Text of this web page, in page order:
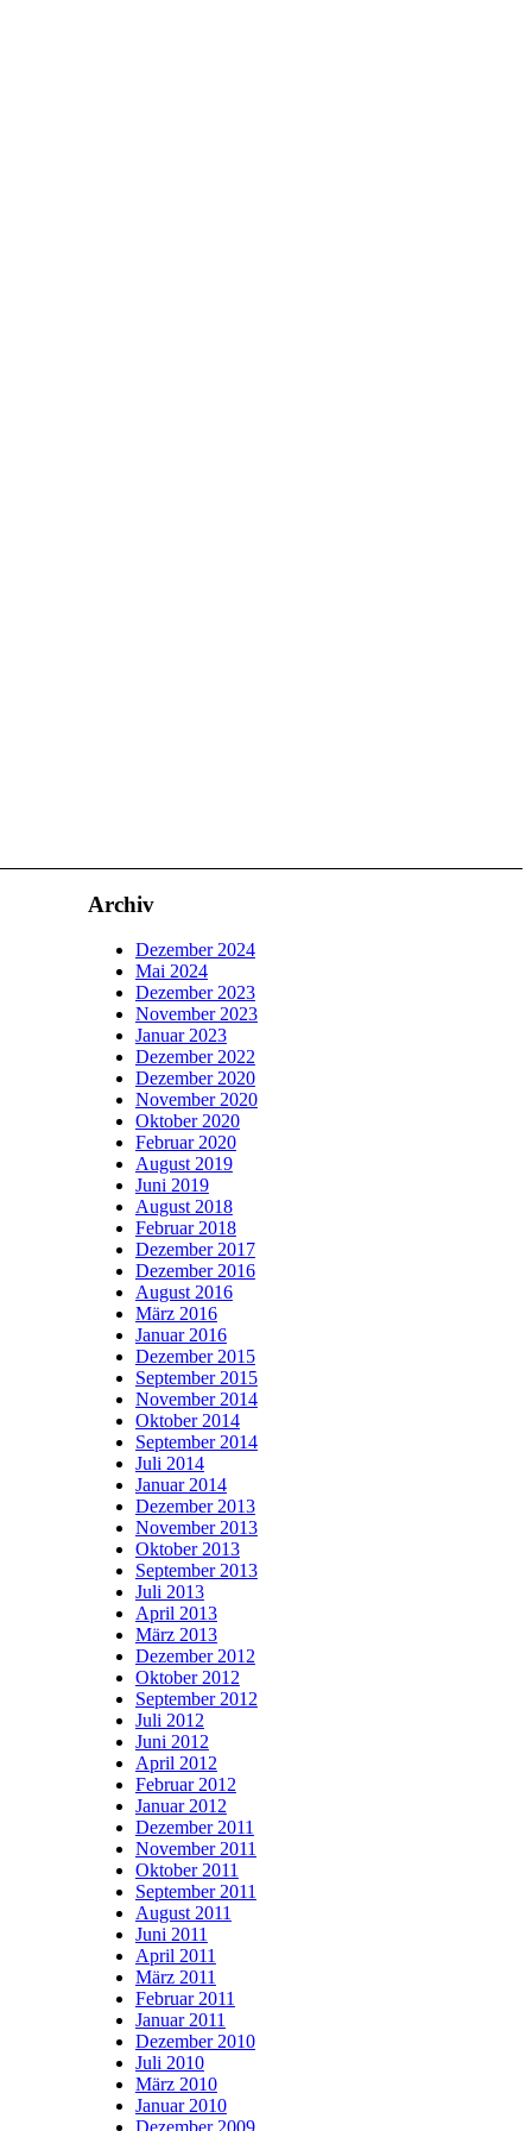
Archiv
Dezember 2024
Mai 2024
Dezember 2023
November 2023
Januar 2023
Dezember 2022
Dezember 2020
November 2020
Oktober 2020
Februar 2020
August 2019
Juni 2019
August 2018
Februar 2018
Dezember 2017
Dezember 2016
August 2016
März 2016
Januar 2016
Dezember 2015
September 2015
November 2014
Oktober 2014
September 2014
Juli 2014
Januar 2014
Dezember 2013
November 2013
Oktober 2013
September 2013
Juli 2013
April 2013
März 2013
Dezember 2012
Oktober 2012
September 2012
Juli 2012
Juni 2012
April 2012
Februar 2012
Januar 2012
Dezember 2011
November 2011
Oktober 2011
September 2011
August 2011
Juni 2011
April 2011
März 2011
Februar 2011
Januar 2011
Dezember 2010
Juli 2010
März 2010
Januar 2010